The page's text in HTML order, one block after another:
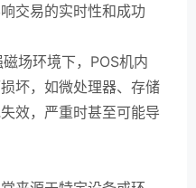
交易的实时性和成功
场环境下，POS机内
坏，如微处理器、存储
效，严重时甚至可能导